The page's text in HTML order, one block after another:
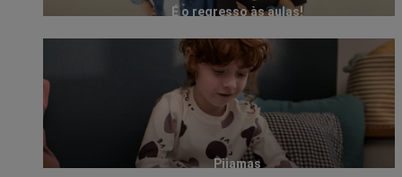
É o regresso às aulas!
Pijamas